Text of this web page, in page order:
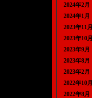
2024年2月
2024年1月
2023年11月
2023年10月
2023年9月
2023年8月
2023年2月
2022年10月
2022年8月